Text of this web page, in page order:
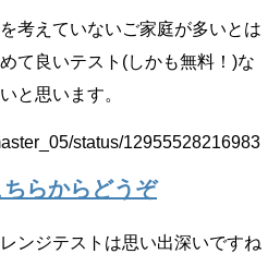
考えていないご家庭が多いとは
て良いテスト(しかも無料！)な
と思います。
status/12955528216983
らからどうぞ
ンジテストは思い出深いですね